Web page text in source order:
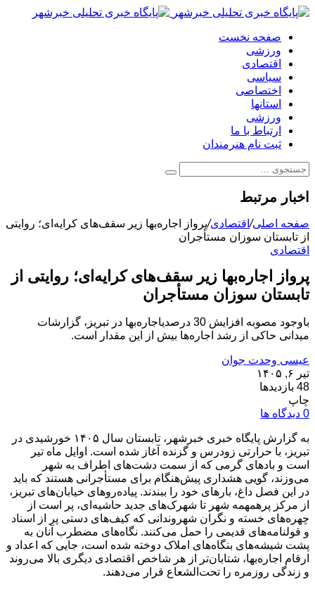
صفحه نخست
ورزشی
اقتصادی
سیاسی
اختصاصی
استانها
ورزشی
ارتباط با ما
ثبت نام هنرمندان
اخبار مرتبط
صفحه اصلی/اقتصادی/پرواز اجاره‌بها زیر سقف‌های کرایه‌ای؛ روایتی
از تابستان سوزان مستأجران
اقتصادی
پرواز اجاره‌بها زیر سقف‌های کرایه‌ای؛ روایتی از
تابستان سوزان مستأجران
باوجود مصوبه افزایش 30 درصدیاجاره‌بها در تبریز، گزارشات
میدانی حاکی از رشد اجاره‌ها بیش از این مقدار است.
عیسی وحدت جوان
تیر ۶, ۱۴۰۵
48 بازدیدها
چاپ
0 دیدگاه ها
به گزارش پایگاه خبری خبرشهر، تابستان سال ۱۴۰۵ خورشیدی در
تبریز، با حرارتی زودرس و گزنده آغاز شده است. اوایل ماه تیر
است و بادهای گرمی که از سمت دشت‌های اطراف به شهر
می‌وزند، گویی هشداری پیش‌هنگام برای مستأجرانی هستند که باید
در این فصل داغ، بارهای خود را ببندند. پیاده‌روهای خیابان‌های تبریز،
از مرکز پرهمهمه شهر تا شهرک‌های جدید حاشیه‌ای، پر است از
چهره‌های خسته و نگران شهروندانی که کیف‌های دستی پر از اسناد
و قولنامه‌های قدیمی را حمل می‌کنند. نگاه‌های مضطرب آنان به
پشت شیشه‌های بنگاه‌های املاک دوخته شده است، جایی که اعداد و
ارقام اجاره‌بها، شتابان‌تر از هر شاخص اقتصادی دیگری بالا می‌روند
و زندگی روزمره را تحت‌الشعاع قرار می‌دهند.